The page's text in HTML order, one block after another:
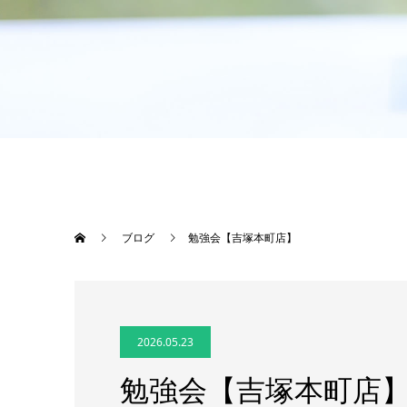
ブログ 勉強会【吉塚本町店】
2026.05.23
勉強会【吉塚本町店